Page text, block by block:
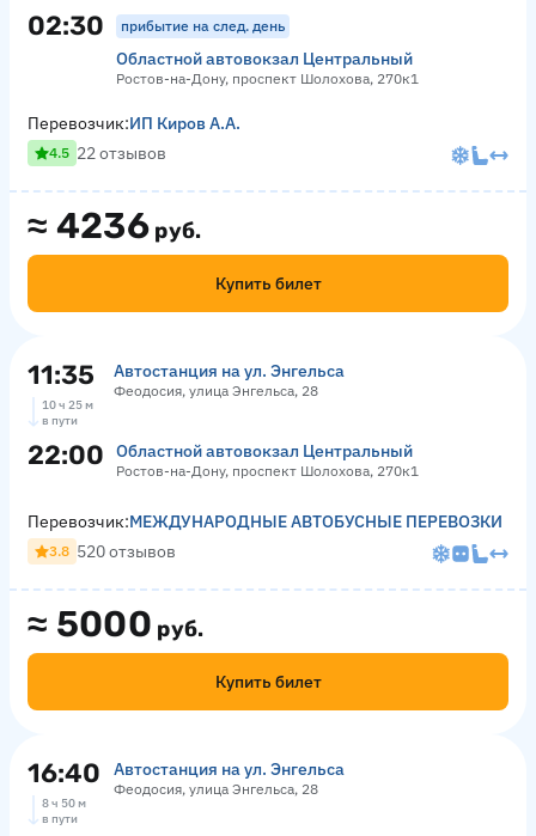
02:30 прибытие на след. день
Областной автовокзал Центральный
Ростов-на-Дону, проспект Шолохова, 270к1
≈ 4236 руб.
Купить билет
Перевозчик:ИП Киров А.А.
4.5 22 отзывов
11:35 Автостанция на ул. Энгельса
Феодосия, улица Энгельса, 28
10 ч 25 м
в пути
22:00 Областной автовокзал Центральный
Ростов-на-Дону, проспект Шолохова, 270к1
≈ 5000 руб.
Купить билет
Перевозчик:МЕЖДУНАРОДНЫЕ АВТОБУСНЫЕ ПЕРЕВОЗКИ
3.8 520 отзывов
16:40 Автостанция на ул. Энгельса
Феодосия, улица Энгельса, 28
8 ч 50 м
в пути